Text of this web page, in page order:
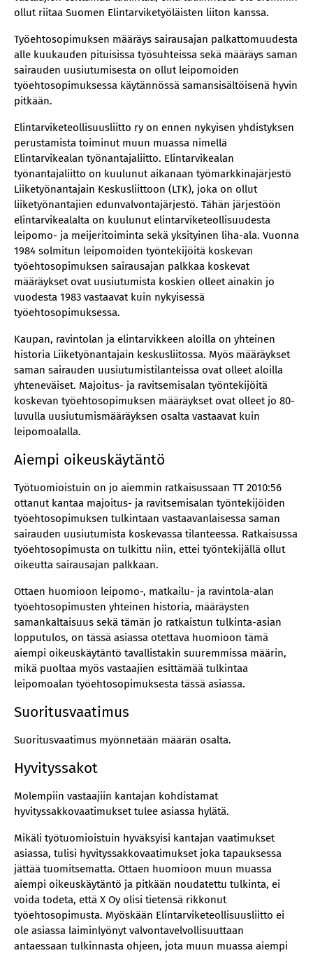
ollut riitaa Suomen Elintarviketyöläisten liiton kanssa.
Työehtosopimuksen määräys sairausajan palkattomuudesta
alle kuukauden pituisissa työsuhteissa sekä määräys saman
sairauden uusiutumisesta on ollut leipomoiden
työehtosopimuksessa käytännössä samansisältöisenä hyvin
pitkään.
Elintarviketeollisuusliitto ry on ennen nykyisen yhdistyksen
perustamista toiminut muun muassa nimellä
Elintarvikealan työnantajaliitto. Elintarvikealan
työnantajaliitto on kuulunut aikanaan työmarkkinajärjestö
Liiketyönantajain Keskusliittoon (LTK), joka on ollut
liiketyönantajien edunvalvontajärjestö. Tähän järjestöön
elintarvikealalta on kuulunut elintarviketeollisuudesta
leipomo- ja meijeritoiminta sekä yksityinen liha-ala. Vuonna
1984 solmitun leipomoiden työntekijöitä koskevan
työehtosopimuksen sairausajan palkkaa koskevat
määräykset ovat uusiutumista koskien olleet ainakin jo
vuodesta 1983 vastaavat kuin nykyisessä
työehtosopimuksessa.
Kaupan, ravintolan ja elintarvikkeen aloilla on yhteinen
historia Liiketyönantajain keskusliitossa. Myös määräykset
saman sairauden uusiutumistilanteissa ovat olleet aloilla
yhteneväiset. Majoitus- ja ravitsemisalan työntekijöitä
koskevan työehtosopimuksen määräykset ovat olleet jo 80-
luvulla uusiutumismääräyksen osalta vastaavat kuin
leipomoalalla.
Aiempi oikeuskäytäntö
Työtuomioistuin on jo aiemmin ratkaisussaan TT 2010:56
ottanut kantaa majoitus- ja ravitsemisalan työntekijöiden
työehtosopimuksen tulkintaan vastaavanlaisessa saman
sairauden uusiutumista koskevassa tilanteessa. Ratkaisussa
työehtosopimusta on tulkittu niin, ettei työntekijällä ollut
oikeutta sairausajan palkkaan.
Ottaen huomioon leipomo-, matkailu- ja ravintola-alan
työehtosopimusten yhteinen historia, määräysten
samankaltaisuus sekä tämän jo ratkaistun tulkinta-asian
lopputulos, on tässä asiassa otettava huomioon tämä
aiempi oikeuskäytäntö tavallistakin suuremmissa määrin,
mikä puoltaa myös vastaajien esittämää tulkintaa
leipomoalan työehtosopimuksesta tässä asiassa.
Suoritusvaatimus
Suoritusvaatimus myönnetään määrän osalta.
Hyvityssakot
Molempiin vastaajiin kantajan kohdistamat
hyvityssakkovaatimukset tulee asiassa hylätä.
Mikäli työtuomioistuin hyväksyisi kantajan vaatimukset
asiassa, tulisi hyvityssakkovaatimukset joka tapauksessa
jättää tuomitsematta. Ottaen huomioon muun muassa
aiempi oikeuskäytäntö ja pitkään noudatettu tulkinta, ei
voida todeta, että X Oy olisi tietensä rikkonut
työehtosopimusta. Myöskään Elintarviketeollisuusliitto ei
ole asiassa laiminlyönyt valvontavelvollisuuttaan
antaessaan tulkinnasta ohjeen, jota muun muassa aiempi